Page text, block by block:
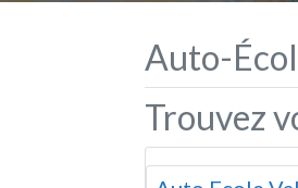
Auto-
Trouvez